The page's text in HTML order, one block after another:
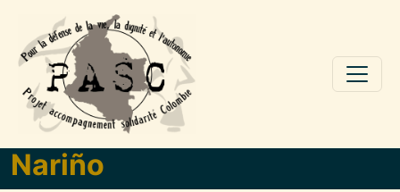
Aller au contenu principal
Nariño